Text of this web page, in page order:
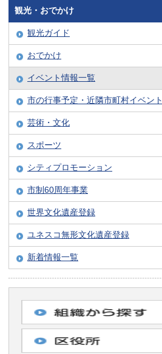
観光・おでかけ
観光ガイド
おでかけ
イベント情報一覧
市の行事予定・近隣市町村イベント
芸術・文化
スポーツ
シティプロモーション
市制60周年事業
世界文化遺産登録
ユネスコ無形文化遺産登録
新着情報一覧